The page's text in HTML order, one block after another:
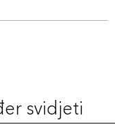
svidjeti